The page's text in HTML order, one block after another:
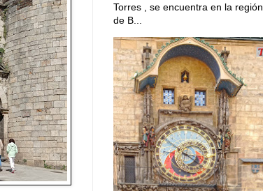
Torres , se encuentra en la región
de B...